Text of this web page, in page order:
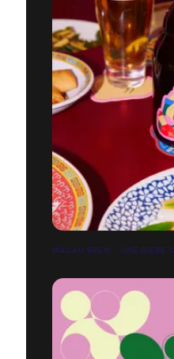
MACAU BREW : UNE BIÈRE